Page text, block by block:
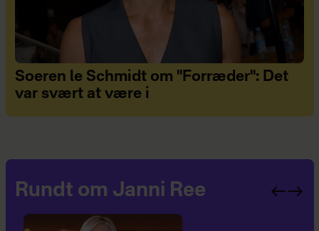
Soeren le Schmidt om "Forræder": Det
var svært at være i
Rundt om Janni Ree